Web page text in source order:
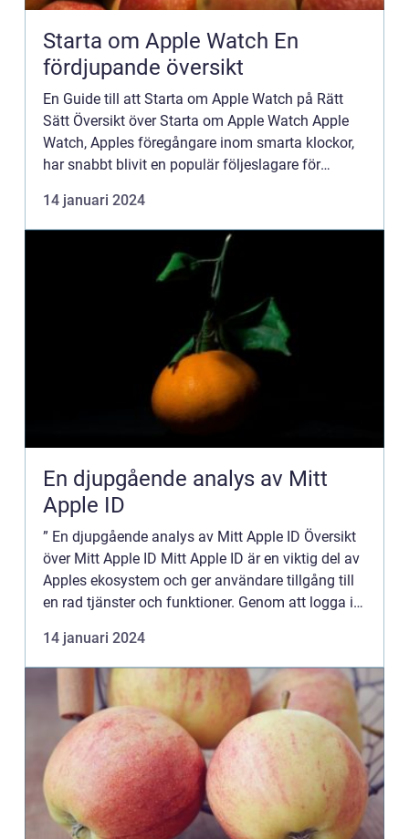
Starta om Apple Watch En
fördjupande översikt
En Guide till att Starta om Apple Watch på Rätt
Sätt Översikt över Starta om Apple Watch Apple
Watch, Apples föregångare inom smarta klockor,
har snabbt blivit en populär följeslagare för
precis som vilken ...
14 januari 2024
En djupgående analys av Mitt
Apple ID
” En djupgående analys av Mitt Apple ID Översikt
över Mitt Apple ID Mitt Apple ID är en viktig del av
Apples ekosystem och ger användare tillgång till
en rad tjänster och funktioner. Genom att logga in
14 januari 2024